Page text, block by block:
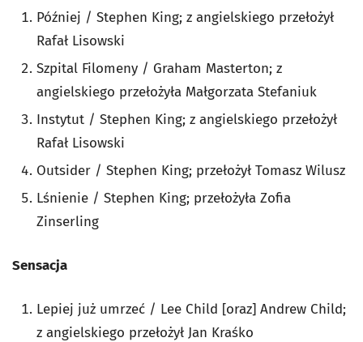
Później / Stephen King; z angielskiego przełożył
Rafał Lisowski
Szpital Filomeny / Graham Masterton; z
angielskiego przełożyła Małgorzata Stefaniuk
Instytut / Stephen King; z angielskiego przełożył
Rafał Lisowski
Outsider / Stephen King; przełożył Tomasz Wilusz
Lśnienie / Stephen King; przełożyła Zofia
Zinserling
Sensacja
Lepiej już umrzeć / Lee Child [oraz] Andrew Child;
z angielskiego przełożył Jan Kraśko